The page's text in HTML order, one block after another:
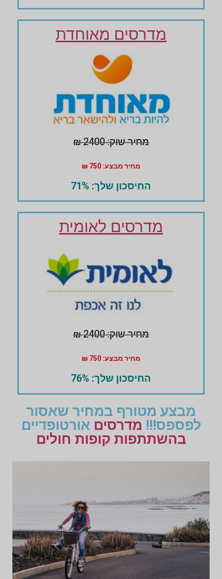
מדרסים מאוחדת
מחיר שוק: 2400 ₪
מחיר מבצע: 750 ₪
החיסכון שלך: 71%
מדרסים לאומית
מחיר שוק: 2400 ₪
מחיר מבצע: 750 ₪
החיסכון שלך: 76%
מבצע מטורף במחיר שאסור
לפספס!!! מדרסים אורטופדיים
בהשתתפות קופות חולים